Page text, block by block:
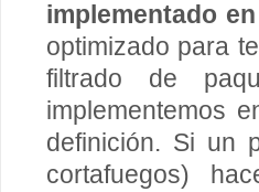
implementado
optimizado para
filtrado de
implementemos
definición. Si un
cortafuegos)